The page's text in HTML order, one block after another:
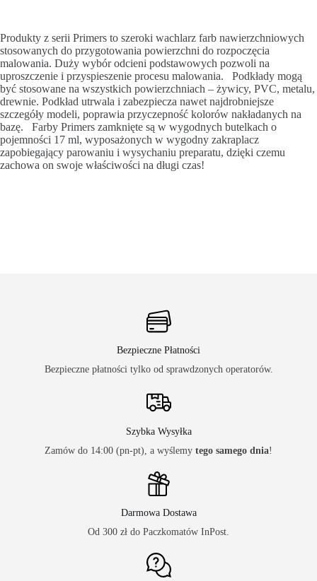
Produkty z serii Primers to szeroki wachlarz farb nawierzchniowych
stosowanych do przygotowania powierzchni do rozpoczęcia
malowania. Duży wybór odcieni podstawowych pozwoli na
uproszczenie i przyspieszenie procesu malowania. Podkłady mogą
być stosowane na wszystkich powierzchniach – żywicy, PVC, metalu,
drewnie. Podkład utrwala i zabezpiecza nawet najdrobniejsze
szczegóły modeli, poprawia przyczepność kolorów nakładanych na
bazę. Farby Primers zamknięte są w wygodnych butelkach o
pojemności 17 ml, wyposażonych w wygodny zakraplacz
zapobiegający parowaniu i wysychaniu preparatu, dzięki czemu
zachowa on swoje właściwości na długi czas!
Bezpieczne Płatności
Bezpieczne płatności tylko od sprawdzonych operatorów.
Szybka Wysyłka
Zamów do 14:00 (pn-pt), a wyślemy tego samego dnia!
Darmowa Dostawa
Od 300 zł do Paczkomatów InPost.